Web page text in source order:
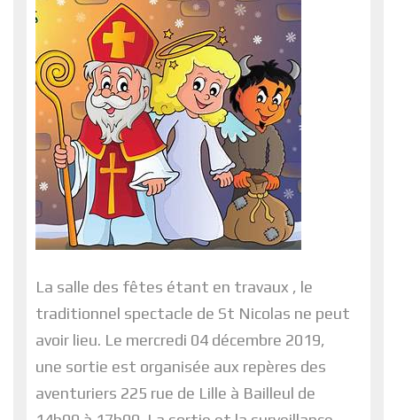
La salle des fêtes étant en travaux , le
traditionnel spectacle de St Nicolas ne peut
avoir lieu. Le mercredi 04 décembre 2019,
une sortie est organisée aux repères des
aventuriers 225 rue de Lille à Bailleul de